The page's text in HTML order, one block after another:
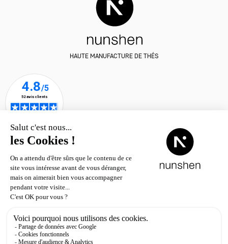
Contact
HAUTE MANUFACTURE DE THÉS
Où trouver les thés nunshen ?
© nunshen 2026
– tous droits